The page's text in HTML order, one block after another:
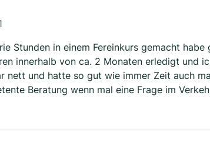
Stunden in einem Fereinkurs gemacht
innerhalb von ca. 2 Monaten erledigt und
nett und hatte so gut wie immer Zeit auch
Beratung wenn mal eine Frage im